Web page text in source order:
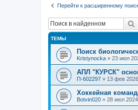
Перейти к расширенному
ТЕМЫ
Поиск
Kristynocka » 23 июл
АПЛ "КУРСК"
П-602297 » 13 фев
Хоккейная
Botvin020 » 28 июл